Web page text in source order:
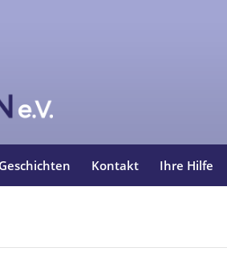
Geschichten Kontakt Ihre Hilfe